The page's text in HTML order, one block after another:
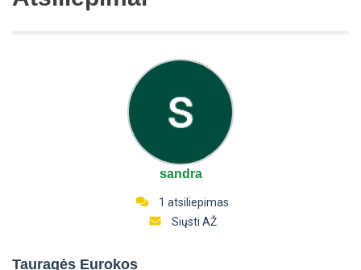
sandra
1 atsiliepimas
Siųsti AŽ
Tauragės Eurokos